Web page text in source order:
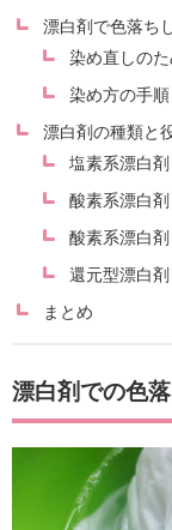
漂白剤で色落ち
染め直しの
染め方の手順
漂白剤の種類と
塩素系漂白剤
酸素系漂白剤
酸素系漂白剤
還元型漂白剤
まとめ
漂白剤での色